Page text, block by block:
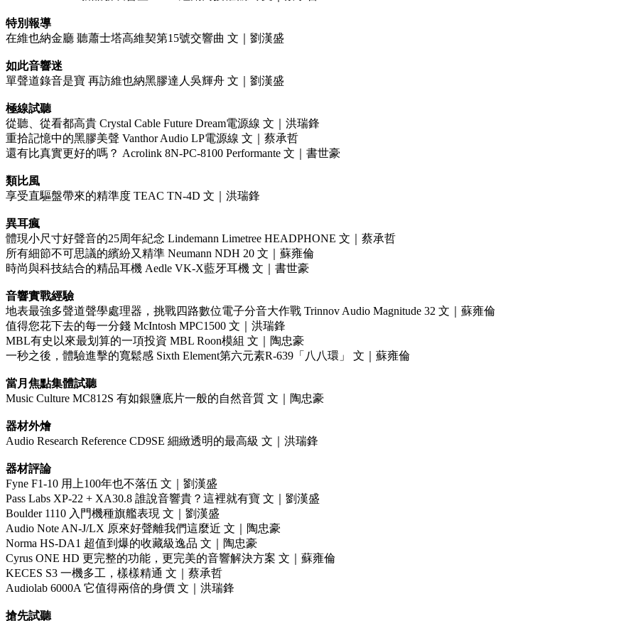
特別報導
在維也納金廳 聽蕭士塔高維契第15號交響曲 文｜劉漢盛
如此音響迷
單聲道錄音是寶 再訪維也納黑膠達人吳輝舟 文｜劉漢盛
極線試聽
從聽、從看都高貴 Crystal Cable Future Dream電源線 文｜洪瑞鋒
重拾記憶中的黑膠美聲 Vanthor Audio LP電源線 文｜蔡承哲
還有比真實更好的嗎？ Acrolink 8N-PC-8100 Performante 文｜書世豪
類比風
享受直驅盤帶來的精準度 TEAC TN-4D 文｜洪瑞鋒
異耳瘋
體現小尺寸好聲音的25周年紀念 Lindemann Limetree HEADPHONE 文｜蔡承哲
所有細節不可思議的繽紛又精準 Neumann NDH 20 文｜蘇雍倫
時尚與科技結合的精品耳機 Aedle VK-X藍牙耳機 文｜書世豪
音響實戰經驗
地表最強多聲道聲學處理器，挑戰四路數位電子分音大作戰 Trinnov Audio Magnitude 32 文｜蘇雍倫
值得您花下去的每一分錢 McIntosh MPC1500 文｜洪瑞鋒
MBL有史以來最划算的一項投資 MBL Roon模組 文｜陶忠豪
一秒之後，體驗進擊的寬鬆感 Sixth Element第六元素R-639「八八環」 文｜蘇雍倫
當月焦點集體試聽
Music Culture MC812S 有如銀鹽底片一般的自然音質 文｜陶忠豪
器材外燴
Audio Research Reference CD9SE 細緻透明的最高級 文｜洪瑞鋒
器材評論
Fyne F1-10 用上100年也不落伍 文｜劉漢盛
Pass Labs XP-22 + XA30.8 誰說音響貴？這裡就有寶 文｜劉漢盛
Boulder 1110 入門機種旗艦表現 文｜劉漢盛
Audio Note AN-J/LX 原來好聲離我們這麼近 文｜陶忠豪
Norma HS-DA1 超值到爆的收藏級逸品 文｜陶忠豪
Cyrus ONE HD 更完整的功能，更完美的音響解決方案 文｜蘇雍倫
KECES S3 一機多工，樣樣精通 文｜蔡承哲
Audiolab 6000A 它值得兩倍的身價 文｜洪瑞鋒
搶先試聽